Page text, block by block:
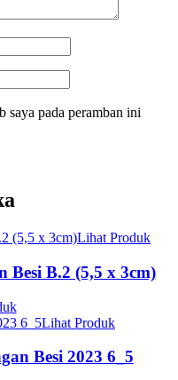
saya pada peramban ini
Lihat Produk
Besi B.2 (5,5 x 3cm)
Lihat Produk
Besi 2023 6_5